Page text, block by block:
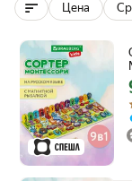
Цена